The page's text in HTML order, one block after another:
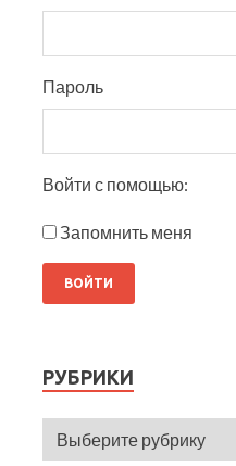
Пароль
Войти с помощью:
Запомнить меня
РУБРИКИ